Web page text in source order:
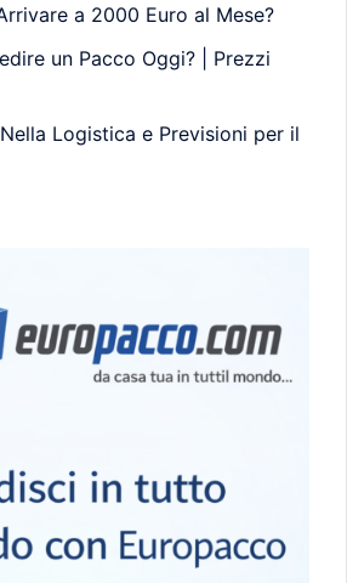
a 2000 Euro al Mese?
un Pacco Oggi? | Prezzi
Nella Logistica e Previsioni per il